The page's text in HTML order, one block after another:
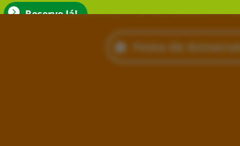
muito mais e, ainda, acesso a
Festa de
Reserve Já!